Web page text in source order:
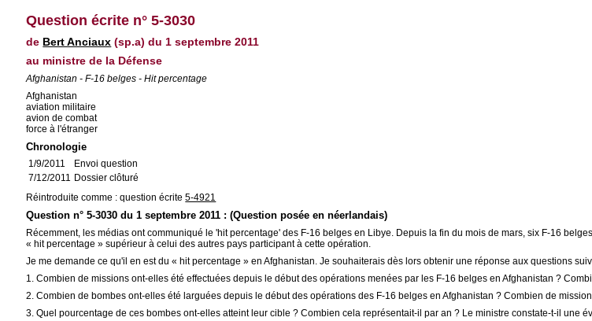
Question écrite n° 5-3030
de Bert Anciaux (sp.a) du 1 septembre 2011
au ministre de la Défense
Afghanistan - F-16 belges - Hit percentage
Afghanistan
aviation militaire
avion de combat
force à l'étranger
Chronologie
1/9/2011
Envoi question
7/12/2011 Dossier clôturé
Réintroduite comme : question écrite5-4921
Question n° 5-3030 du 1 septembre 2011 : (Question posée en néerlandais)
Récemment, les médias ont communiqué le 'hit percentage' des F-16 belges en Libye. Depuis la fin du mois de mars, six F-16
« hit percentage » supérieur à celui des autres pays participant à cette opération.
Je me demande ce qu'il en est du « hit percentage » en Afghanistan. Je souhaiterais dès lors obtenir une réponse aux questions
1. Combien de missions ont-elles été effectuées depuis le début des opérations menées par les F-16 belges en Afghanistan ?
2. Combien de bombes ont-elles été larguées depuis le début des opérations des F-16 belges en Afghanistan ? Combien de
3. Quel pourcentage de ces bombes ont-elles atteint leur cible ? Combien cela représentait-il par an ? Le ministre constate-t-il une